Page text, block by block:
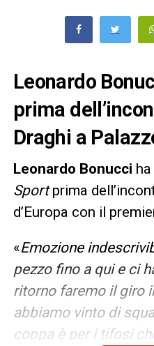
Leonardo
prima
Draghi a
Leonardo Bonucci
Sportprima
d’Europa con il
«Emozione
pezzo fino a qui e ci
ritorno faremo il giro
abbiamo vinto di
coppa è per i tifosi